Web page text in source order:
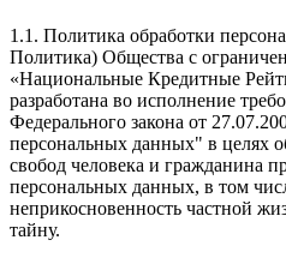
1.1. Политика обработки
Политика) Общества с
«Национальные Кредитные
разработана во исполнение
Федерального закона от
персональных данных" в целях
свобод человека и гражданина
персональных данных, в том
неприкосновенность частной
тайну.